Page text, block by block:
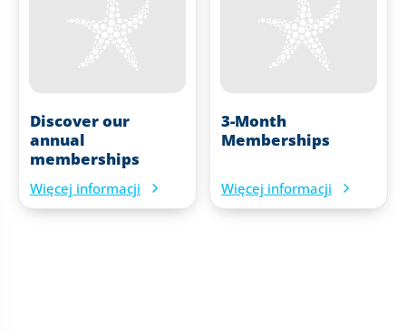
Discover our
annual
memberships
Więcej informacji
3-Month
Memberships
Więcej informacji